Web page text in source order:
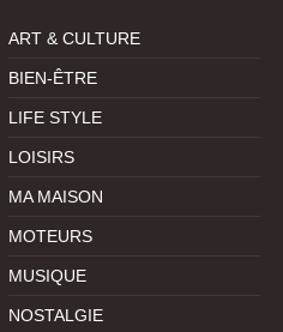
ART & CULTURE
BIEN-ÊTRE
LIFE STYLE
LOISIRS
MA MAISON
MOTEURS
MUSIQUE
NOSTALGIE